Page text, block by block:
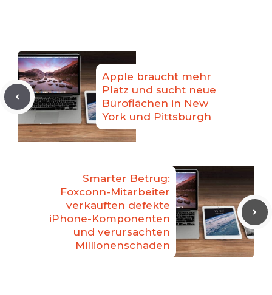
Apple braucht mehr
Platz und sucht neue
Büroflächen in New
York und Pittsburgh
Smarter Betrug:
Foxconn-Mitarbeiter
verkauften defekte
iPhone-Komponenten
und verursachten
Millionenschaden